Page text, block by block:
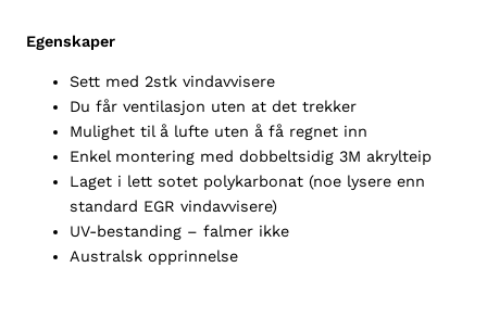
r
Egenskaper
Sett med 2stk vindavvisere
Du får ventilasjon uten at det trekker
Mulighet til å lufte uten å få regnet inn
Enkel montering med dobbeltsidig 3M akrylteip
Laget i lett sotet polykarbonat (noe lysere enn
standard EGR vindavvisere)
UV-bestanding – falmer ikke
Australsk opprinnelse